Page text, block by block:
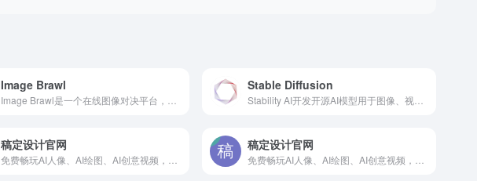
Image Brawl Stable Diffusion
稿定设计官网 稿定设计官网